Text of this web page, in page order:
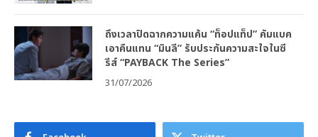
ถึงเวลาปิดฉากความแค้น “ท็อปแท็ป” คัมแบค
เอาคืนแทน “มินลี” รับประกันความสะใจในซี
รีส์ “PAYBACK The Series”
31/07/2026